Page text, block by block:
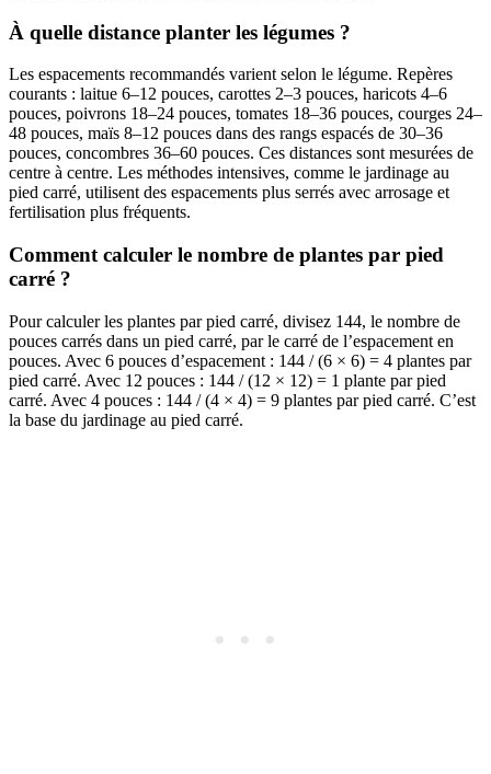
À quelle distance planter les légumes ?
Les espacements recommandés varient selon le légume. Repères
courants : laitue 6–12 pouces, carottes 2–3 pouces, haricots 4–6
pouces, poivrons 18–24 pouces, tomates 18–36 pouces, courges 24–
48 pouces, maïs 8–12 pouces dans des rangs espacés de 30–36
pouces, concombres 36–60 pouces. Ces distances sont mesurées de
centre à centre. Les méthodes intensives, comme le jardinage au
pied carré, utilisent des espacements plus serrés avec arrosage et
fertilisation plus fréquents.
Comment calculer le nombre de plantes par pied
carré ?
Pour calculer les plantes par pied carré, divisez 144, le nombre de
pouces carrés dans un pied carré, par le carré de l’espacement en
pouces. Avec 6 pouces d’espacement : 144 / (6 × 6) = 4 plantes par
pied carré. Avec 12 pouces : 144 / (12 × 12) = 1 plante par pied
carré. Avec 4 pouces : 144 / (4 × 4) = 9 plantes par pied carré. C’est
la base du jardinage au pied carré.